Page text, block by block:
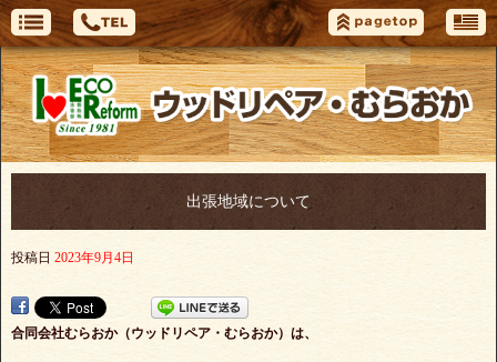
出張地域について
投稿日 2023年9月4日
合同会社むらおか（ウッドリペア・むらおか）は、